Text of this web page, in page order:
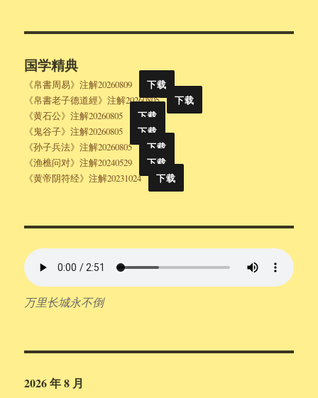
国学精典
《帛書周易》注解20260809
下载
《帛書老子德道經》注解20260805
下载
《黄石公》注解20260805
下载
《鬼谷子》注解20260805
下载
《孙子兵法》注解20260805
下载
《渔樵问对》注解20240529
下载
《黄帝阴符经》注解20231024
下载
万里长城永不倒
2026 年 8 月